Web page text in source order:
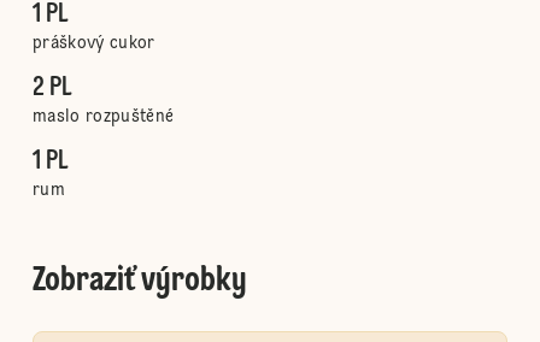
1 PL
práškový cukor
2 PL
maslo rozpuštěné
1 PL
rum
Zobraziť výrobky